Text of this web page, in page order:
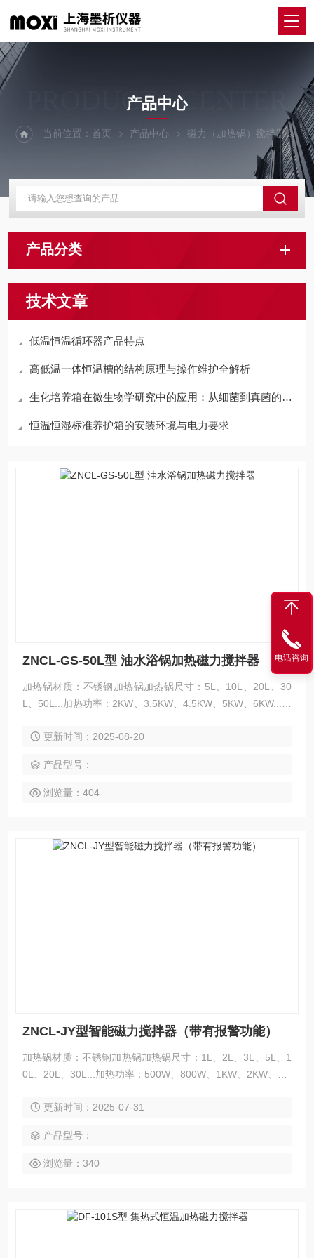
PRODUCTS CENTER
产品中心
当前位置：首页 产品中心 磁力（加热锅）搅拌器
产品分类
技术文章
低温恒温循环器产品特点
高低温一体恒温槽的结构原理与操作维护全解析
生化培养箱在微生物学研究中的应用：从细菌到真菌的培养
恒温恒湿标准养护箱的安装环境与电力要求
ZNCL-GS-50L型 油水浴锅加热磁力搅拌器
加热锅材质：不锈钢加热锅加热锅尺寸：5L、10L、20L、30
L、50L...加热功率：2KW、3.5KW、4.5KW、5KW、6KW...工
温—250℃控温精度：±1℃转速范围：20—3000转/分定时功
更新时间：2025-08-20
产品型号：
浏览量：404
ZNCL-JY型智能磁力搅拌器（带有报警功能）
加热锅材质：不锈钢加热锅加热锅尺寸：1L、2L、3L、5L、1
0L、20L、30L...加热功率：500W、800W、1KW、2KW、3.5
1℃转速范围：20—3000转/分报警功能：有复位功能：有
更新时间：2025-07-31
产品型号：
浏览量：340
电话咨询